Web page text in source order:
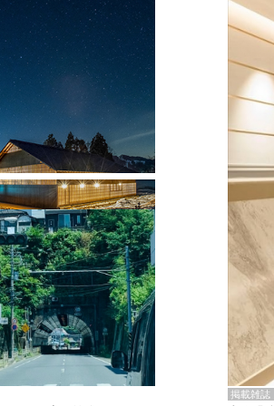
掲載雑誌
籍
「アールデコとモダニズ
ック」』のレポート記事が